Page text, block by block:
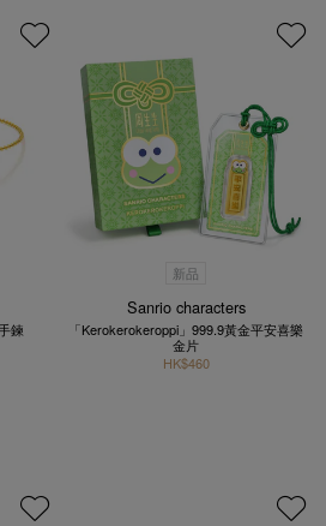
鍊
新品
Sanrio characters
「Kerokerokeroppi」999.9黃金平安喜樂
金片
HK$460